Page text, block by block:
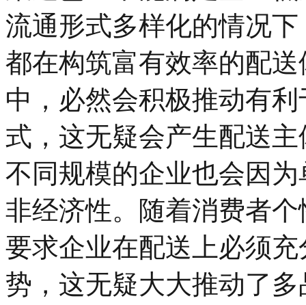
流通形式多样化的情况
都在构筑富有效率的配
中，必然会积极推动有
式，这无疑会产生配送
不同规模的企业也会因
非经济性。随着消费者
要求企业在配送上必须
势，这无疑大大推动了